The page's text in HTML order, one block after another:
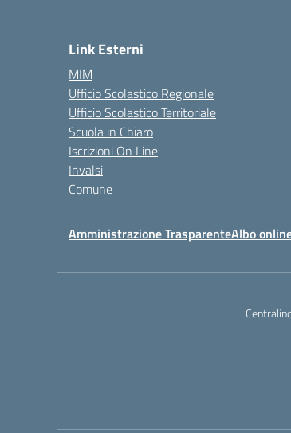
Link Esterni
MIM
Ufficio Scolastico Regionale
Ufficio Scolastico Territoriale
Scuola in Chiaro
Iscrizioni On Line
Invalsi
Comune
Amministrazione TrasparenteAlbo